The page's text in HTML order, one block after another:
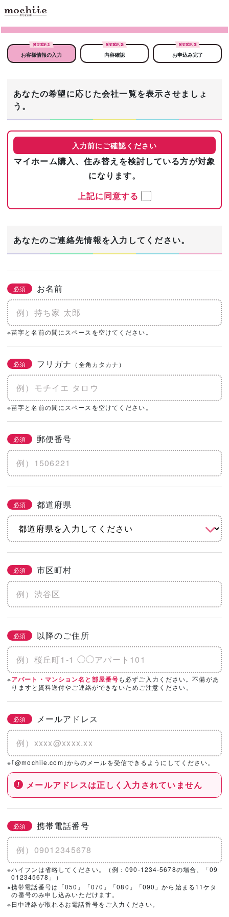
STEP.1
お客様情報の入力
STEP.2
内容確認
STEP.3
お申込み完了
あなたの希望に応じた会社一覧を表示させましょ
う。
入力前にご確認ください
マイホーム購入、住み替えを検討している方が対象
になります。
上記に同意する
必須 あなたの生年月日
必須 土地の有無
なし あり 購入予定がある
0㎡
2/3 必須 こだわりをチェック
機能
省エネ・エコ
防音
そのほかのこだわりを見る
3/3
必須 「カタログ請求」「相談・見学」したい会
社を選択！
基本情報とこだわりの条件を設定いただくと、
こちらのエリアにハウスメーカー・工務店が表示されます。
あなたのご連絡先情報を入力してください。
必須 お名前
※苗字と名前の間にスペースを空けてください。
必須 フリガナ （全角カタカナ）
※苗字と名前の間にスペースを空けてください。
必須 郵便番号
必須 都道府県
必須 市区町村
必須 以降のご住所
※アパート・マンション名と部屋番号も必ずご入力ください。不備があ
りますと資料送付やご連絡ができないためご注意ください。
必須 メールアドレス
※｢@mochiie.com｣からのメールを受信できるようにしてください。
メールアドレスは正しく入力されていません
必須 携帯電話番号
※ハイフンは省略してください。（例：090-1234-5678の場合、「09
012345678」）
※携帯電話番号は「050」「070」「080」「090」から始まる11ケタ
の番号のみ申し込みいただけます。
※日中連絡が取れるお電話番号をご入力ください。